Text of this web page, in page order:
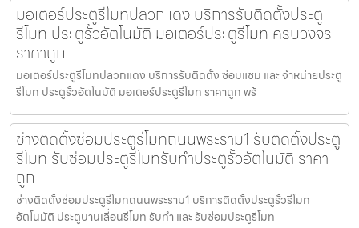
มอเตอร์ประตูรีโมทปลวกแดง บริการรับติดตั้งประตู
รีโมท ประตูรั้วอัตโนมัติ มอเตอร์ประตูรีโมท ครบวงจร
ราคาถูก
มอเตอร์ประตูรีโมทปลวกแดง บริการรับติดตั้ง ซ่อมแซม และ จำหน่ายประตู
รีโมท ประตูรั้วอัตโนมัติ มอเตอร์ประตูรีโมท ราคาถูก พร้
ช่างติดตั้งซ่อมประตูรีโมทถนนพระราม1 รับติดตั้งประตู
รีโมท รับซ่อมประตูรีโมทรับทำประตูรั้วอัตโนมัติ ราคา
ถูก
ช่างติดตั้งซ่อมประตูรีโมทถนนพระราม1 บริการติดตั้งประตูรั้วรีโมท
อัตโนมัติ ประตูบานเลื่อนรีโมท รับทำ และ รับซ่อมประตูรีโมท